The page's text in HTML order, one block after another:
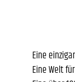
Eine
Eine Welt